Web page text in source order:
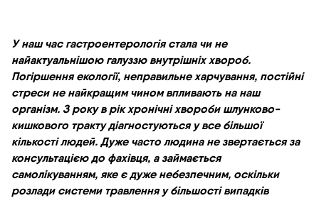
У наш час гастроентерологія стала чи не
найактуальнішою галуззю внутрішніх хвороб.
Погіршення екології, неправильне харчування, постійні
стреси не найкращим чином впливають на наш
організм. З року в рік хронічні хвороби шлунково-
кишкового тракту діагностуються у все більшої
кількості людей. Дуже часто людина не звертається за
консультацією до фахівця, а займається
самолікуванням, яке є дуже небезпечним, оскільки
розлади системи травлення у більшості випадків